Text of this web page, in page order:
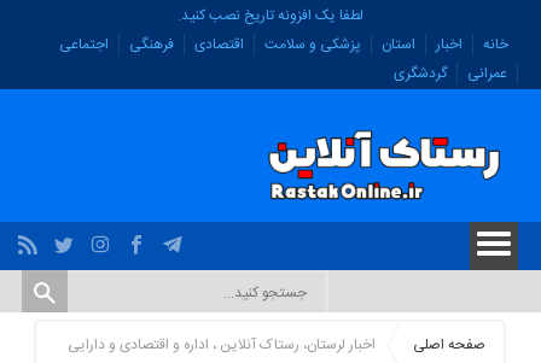
لطفا یک افزونه تاریخ نصب کنید.
خانه
اخبار استان پزشکی و سلامت اقتصادی فرهنگی
اجتماعی
عمرانی
گردشگری
صفحه اصلی
اخبار لرستان، رستاک آنلاین ، اداره و اقتصادی و دارایی